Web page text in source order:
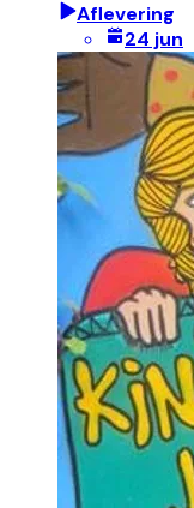
Aflevering
24 jun